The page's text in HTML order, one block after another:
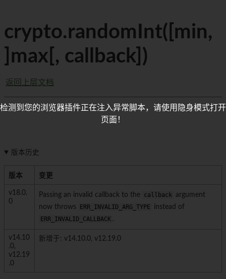
crypto.randomInt([min,
]max[, callback])
返回上层文档
版本历史
版本 变更
v18.0.
0
Passing an invalid callback to the callback argument
now throws
ERR_INVALID_ARG_TYPE
instead of
ERR_INVALID_CALLBACK .
v14.10
.0,
v12.19
.0
新增于: v14.10.0, v12.19.0
检测到您的浏览器插件正在注入异常脚本，请使用隐身模式打开
页面！